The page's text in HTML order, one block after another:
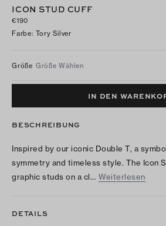
ICON STUD CUFF
€190
Farbe: Tory Silver
Größe Größe Wählen
IN DEN
BESCHREIBUNG
Inspired by our iconic Double T, a
symmetry and timeless style. The Icon
graphic studs on a cl… Weiterlesen
DETAILS